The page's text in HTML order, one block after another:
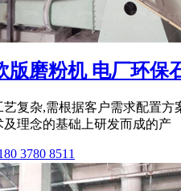
版磨粉机 电厂环保
艺复杂,需根据客户需求配置
及理念的基础上研发而成的产
3780 8511